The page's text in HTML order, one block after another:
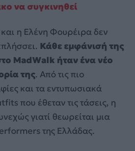
να συγκινηθεί
η Ελένη Φουρέιρα δεν
Κάθε εμφάνισή της
MadWalk ήταν ένα νέο
της. Από τις πιο
και τα εντυπωσιακά
που έθεταν τις τάσεις, η
γιατί θεωρείται μια
της Ελλάδας.